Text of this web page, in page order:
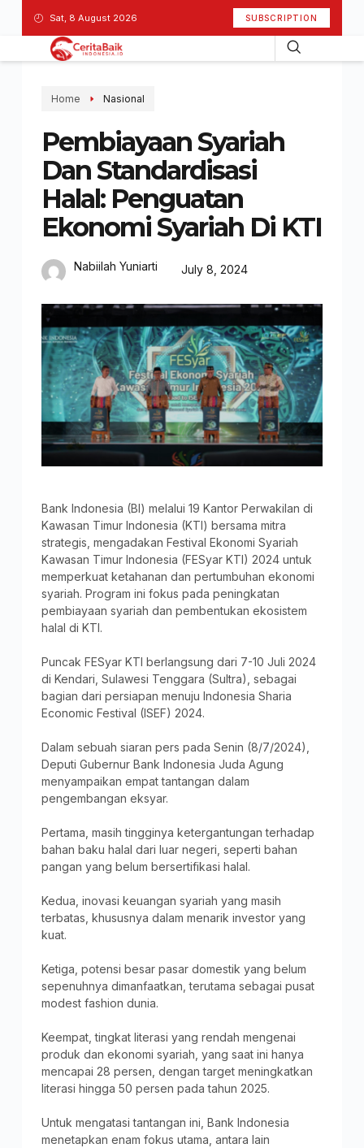
Sat, 8 August 2026 SUBSCRIPTION
Home Nasional
Pembiayaan Syariah
Dan Standardisasi
Halal: Penguatan
Ekonomi Syariah Di KTI
Nabiilah Yuniarti July 8, 2024
Bank Indonesia (BI) melalui 19 Kantor Perwakilan di
Kawasan Timur Indonesia (KTI) bersama mitra
strategis, mengadakan Festival Ekonomi Syariah
Kawasan Timur Indonesia (FESyar KTI) 2024 untuk
memperkuat ketahanan dan pertumbuhan ekonomi
syariah. Program ini fokus pada peningkatan
pembiayaan syariah dan pembentukan ekosistem
halal di KTI.
Puncak FESyar KTI berlangsung dari 7-10 Juli 2024
di Kendari, Sulawesi Tenggara (Sultra), sebagai
bagian dari persiapan menuju Indonesia Sharia
Economic Festival (ISEF) 2024.
Dalam sebuah siaran pers pada Senin (8/7/2024),
Deputi Gubernur Bank Indonesia Juda Agung
menyampaikan empat tantangan dalam
pengembangan eksyar.
Pertama, masih tingginya ketergantungan terhadap
bahan baku halal dari luar negeri, seperti bahan
pangan yang belum bersertifikasi halal.
Kedua, inovasi keuangan syariah yang masih
terbatas, khususnya dalam menarik investor yang
kuat.
Ketiga, potensi besar pasar domestik yang belum
sepenuhnya dimanfaatkan, terutama sebagai pusat
modest fashion dunia.
Keempat, tingkat literasi yang rendah mengenai
produk dan ekonomi syariah, yang saat ini hanya
mencapai 28 persen, dengan target meningkatkan
literasi hingga 50 persen pada tahun 2025.
Untuk mengatasi tantangan ini, Bank Indonesia
menetapkan enam fokus utama, antara lain